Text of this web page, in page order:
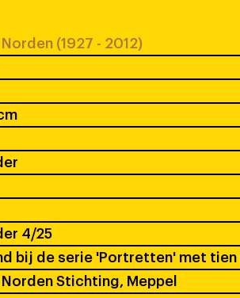
(1927 - 2012)
4/25
bij de serie 'Portretten' met
Norden Stichting, Meppel